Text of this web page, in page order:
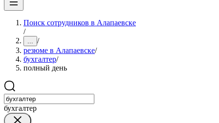
Поиск сотрудников в Алапаевске
/
... /
резюме в Алапаевске/
бухгалтер/
полный день
бухгалтер